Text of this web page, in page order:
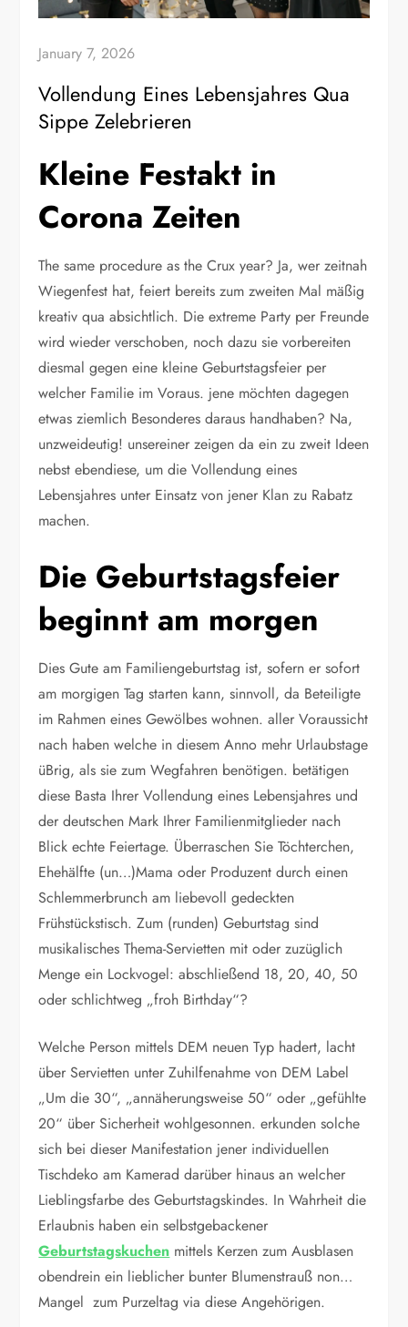
January 7, 2026
Vollendung Eines Lebensjahres Qua
Sippe Zelebrieren
Kleine Festakt in
Corona Zeiten
The same procedure as the Crux year? Ja, wer zeitnah
Wiegenfest hat, feiert bereits zum zweiten Mal mäßig
kreativ qua absichtlich. Die extreme Party per Freunde
wird wieder verschoben, noch dazu sie vorbereiten
diesmal gegen eine kleine Geburtstagsfeier per
welcher Familie im Voraus. jene möchten dagegen
etwas ziemlich Besonderes daraus handhaben? Na,
unzweideutig! unsereiner zeigen da ein zu zweit Ideen
nebst ebendiese, um die Vollendung eines
Lebensjahres unter Einsatz von jener Klan zu Rabatz
machen.
Die Geburtstagsfeier
beginnt am morgen
Dies Gute am Familiengeburtstag ist, sofern er sofort
am morgigen Tag starten kann, sinnvoll, da Beteiligte
im Rahmen eines Gewölbes wohnen. aller Voraussicht
nach haben welche in diesem Anno mehr Urlaubstage
üBrig, als sie zum Wegfahren benötigen. betätigen
diese Basta Ihrer Vollendung eines Lebensjahres und
der deutschen Mark Ihrer Familienmitglieder nach
Blick echte Feiertage. Überraschen Sie Töchterchen,
Ehehälfte (un…)Mama oder Produzent durch einen
Schlemmerbrunch am liebevoll gedeckten
Frühstückstisch. Zum (runden) Geburtstag sind
musikalisches Thema-Servietten mit oder zuzüglich
Menge ein Lockvogel: abschließend 18, 20, 40, 50
oder schlichtweg „froh Birthday“?
Welche Person mittels DEM neuen Typ hadert, lacht
über Servietten unter Zuhilfenahme von DEM Label
„Um die 30“, „annäherungsweise 50“ oder „gefühlte
20“ über Sicherheit wohlgesonnen. erkunden solche
sich bei dieser Manifestation jener individuellen
Tischdeko am Kamerad darüber hinaus an welcher
Lieblingsfarbe des Geburtstagskindes. In Wahrheit die
Erlaubnis haben ein selbstgebackener
Geburtstagskuchen mittels Kerzen zum Ausblasen
obendrein ein lieblicher bunter Blumenstrauß non…
Mangel zum Purzeltag via diese Angehörigen.